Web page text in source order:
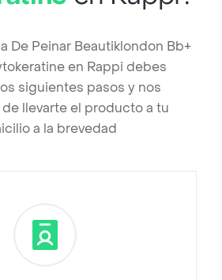
De Peinar Beautiklondon Bb+
en Rappi debes
siguientes pasos y nos
llevarte el producto a tu
a la brevedad